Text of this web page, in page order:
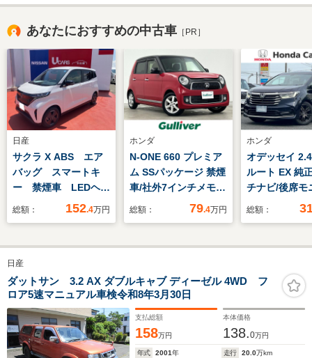
あなたにおすすめの中古車 ［PR］
日産
サクラ X ABS エア
バッグ スマートキ
ー 禁煙車 LEDヘッ
ドライト 寒冷地仕
総額： 152.4万円
ホンダ
N-ONE 660 プレミア
ム SSパッケージ 禁煙
車/社外7インチメモリ
ナビ/フルセグ
ヒーター/ステアリン
トライト/フォグラン
プ/純正フロアマット/
純正14インチAW/プッ
トキー
総額： 79.4万円
ホンダ
オデッセイ
ルート EX 純
チナビ/後席モ
フルセグTV/
総額：
日産
ダットサン 3.2 AX ダブルキャブ ディーゼル 4WD フ
ロア5速マニュアル車検令和8年3月30日
支払総額
158万円
本体価格
138.0万円
年式 2001年 走行 20.0万km